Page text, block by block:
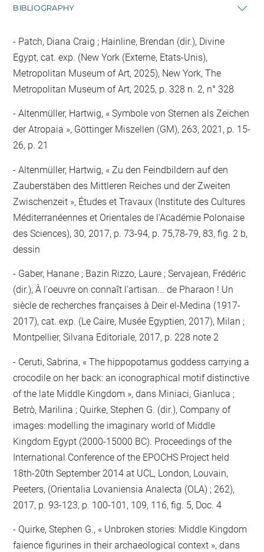
BIBLIOGRAPHY
Patch, Diana Craig ; Hainline, Brendan (dir.), Divine
Egypt, cat. exp. (New York (Externe, Etats-Unis),
Metropolitan Museum of Art, 2025), New York, The
Metropolitan Museum of Art, 2025, p. 328 n. 2, n° 328
Altenmüller, Hartwig, « Symbole von Sternen als Zeichen
der Atropaia », Göttinger Miszellen (GM), 263, 2021, p. 15-
26, p. 21
Altenmüller, Hartwig, « Zu den Feindbildern auf den
Zauberstäben des Mittleren Reiches und der Zweiten
Zwischenzeit », Études et Travaux (Institute des Cultures
Méditerranéennes et Orientales de l'Académie Polonaise
des Sciences), 30, 2017, p. 73-94, p. 75,78-79, 83, fig. 2 b,
dessin
Gaber, Hanane ; Bazin Rizzo, Laure ; Servajean, Frédéric
(dir.), À l'oeuvre on connaît l'artisan... de Pharaon ! Un
siècle de recherches françaises à Deir el-Medina (1917-
2017), cat. exp. (Le Caire, Musée Egyptien, 2017), Milan ;
Montpellier, Silvana Editoriale, 2017, p. 228 note 2
Ceruti, Sabrina, « The hippopotamus goddess carrying a
crocodile on her back: an iconographical motif distinctive
of the late Middle Kingdom », dans Miniaci, Gianluca ;
Betrò, Marilina ; Quirke, Stephen G. (dir.), Company of
images: modelling the imaginary world of Middle
Kingdom Egypt (2000-15000 BC). Proceedings of the
International Conference of the EPOCHS Project held
18th-20th September 2014 at UCL, London, Louvain,
Peeters, (Orientalia Lovaniensia Analecta (OLA) ; 262),
2017, p. 93-123, p. 100-101, 109, 116, fig. 5, Doc. 4
Quirke, Stephen G., « Unbroken stories: Middle Kingdom
faience figurines in their archaeological context », dans